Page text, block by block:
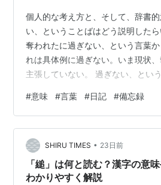
社会学 （東京医科歯科大学 ）
集団、関係、交換という、社
るときに重要な概念をとおし
を考えていきます。ただし、意
おそらく、君たちの使い方と
ます。意味という言葉のとら
いうものを考えるときに考えな
です。
個人的な考え方と、そして、辞書
い、ということばはどう説明したら
奪われたに過ぎない、という言葉
れは具体例に過ぎない。いま現状
主張していない。 過ぎない、とい
書いた、に過ぎない、ということ。
り関係がない。 ただ、単純に「〜
言葉をうまく説明するための具体
って、 「〜〜に過ぎない」という
「奪われたに過ぎない」 その言葉
めには、自分の考えをまず、書く、
#意味 #言葉 #日記 #備忘録
SHIRU TIMES • 23日前
「縋」は何と読む？漢字の意
わかりやすく解説